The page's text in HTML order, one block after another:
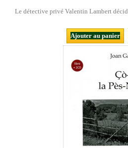
Le détective privé Valentin Lambert
Ajouter au panier